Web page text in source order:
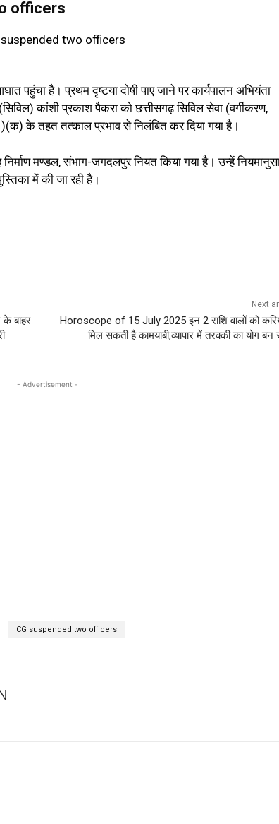
officers
पहुंचा है। प्रथम दृष्टया दोषी पाए जाने पर कार्यपालन अभियंता
कांशी प्रकाश पैकरा को छत्तीसगढ़ सिविल सेवा (वर्गीकरण,
के तहत तत्काल प्रभाव से निलंबित कर दिया गया है।
मण्डल, संभाग-जगदलपुर नियत किया गया है। उन्हें
में की जा रही है।
बाहर
Next
Horoscope of 15 July 2025 इन 2 राशि वालों को
मिल सकती है कामयाबी,व्यापार में तरक्की का योग बन
- Advertisement -
CG suspended two officers